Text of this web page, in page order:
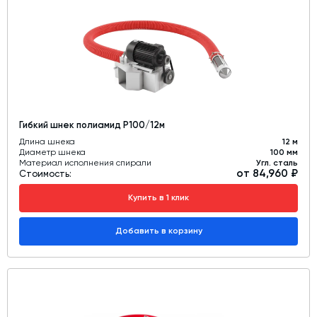
Дозаторы для бетонных заводов
Затворы для силосов и дозаторов
Промышленные фильтры и комплектующие
Пневмооборудование
Телескопические загрузчики
Датчики
Промышленные вибраторы
Рециклинг
Дробильно-сортировочный комплекс
Околопрессовочное оборудование
Гибкий шнек полиамид Р100/12м
Длина шнека
12 м
Диаметр шнека
100 мм
Материал исполнения спирали
Угл. сталь
Стоимость: от 84,960 ₽
Купить в 1 клик
Добавить в корзину